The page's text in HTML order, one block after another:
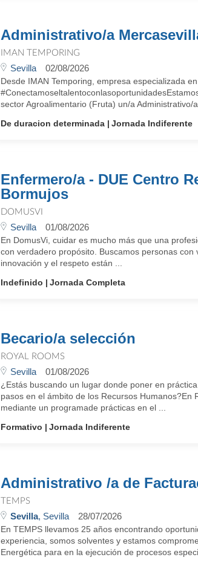
Administrativo/a
IMAN TEMPORING
Sevilla 02/08/2026
Desde IMAN Temporing, empresa especializada
sector Agroalimentario (Fruta) un/a Administrativo/
De duracion determinada
Jornada Indiferente
Enfermero/a - DUE Centro
Bormujos
DOMUSVI
Sevilla 01/08/2026
En DomusVi, cuidar es mucho más que una
con verdadero propósito. Buscamos personas
innovación y el respeto están ...
Indefinido
Jornada Completa
Becario/a selección
ROYAL ROOMS
Sevilla 01/08/2026
¿Estás buscando un lugar donde poner en
pasos en el ámbito de los Recursos
mediante un programade prácticas en el ...
Formativo
Jornada Indiferente
Administrativo /a de
TEMPS
Sevilla, Sevilla 28/07/2026
En TEMPS llevamos 25 años encontrando
experiencia, somos solventes y estamos
Energética para en la ejecución de procesos